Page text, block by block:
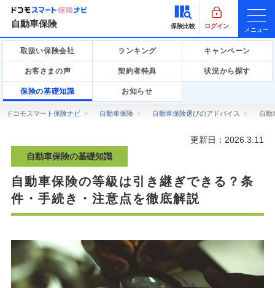
自動車保険 保険比較 ログイン
メニュー
取扱い保険会社 ランキング キャンペーン
お客さまの声 契約者特典 状況から探す
保険の基礎知識 お知らせ
ドコモスマート保険ナビ 自動車保険 自動車保険選びのアドバイス 自動
更新日：2026.3.11
自動車保険の基礎知識
自動車保険の等級は引き継ぎできる？条
件・手続き・注意点を徹底解説